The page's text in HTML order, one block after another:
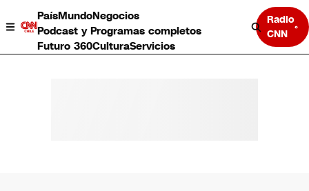
PaísMundoNegocios
Podcast y Programas completos
Futuro 360CulturaServicios
Radio
CNN